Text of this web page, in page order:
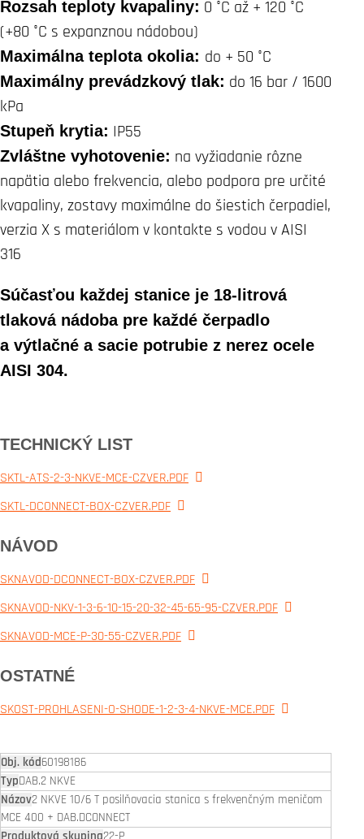
Rozsah teploty kvapaliny: 0 °C až + 120 °C
(+80 °C s expanznou nádobou)
Maximálna teplota okolia: do + 50 °C
Maximálny prevádzkový tlak: do 16 bar / 1600
kPa
Stupeň krytia: IP55
Zvláštne vyhotovenie: na vyžiadanie rôzne
napätia alebo frekvencia, alebo podpora pre určité
kvapaliny, zostavy maximálne do šiestich čerpadiel,
verzia X s materiálom v kontakte s vodou v AISI
316
Súčasťou každej stanice je 18-litrová
tlaková nádoba pre každé čerpadlo
a výtlačné a sacie potrubie z nerez ocele
AISI 304.
TECHNICKÝ LIST
SKTL-ATS-2-3-NKVE-MCE-CZVER.PDF
SKTL-DCONNECT-BOX-CZVER.PDF
NÁVOD
SKNAVOD-DCONNECT-BOX-CZVER.PDF
SKNAVOD-NKV-1-3-6-10-15-20-32-45-65-95-CZVER.PDF
SKNAVOD-MCE-P-30-55-CZVER.PDF
OSTATNÉ
SKOST-PROHLASENI-O-SHODE-1-2-3-4-NKVE-MCE.PDF
60198186
DAB.2 NKVE
2 NKVE 10/6 T posilňovacia stanica s frekvenčným meničom
MCE 400 + DAB.DCONNECT